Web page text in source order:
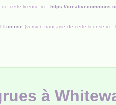
de cette license ici : https://
License (version française de cette license ici :
à